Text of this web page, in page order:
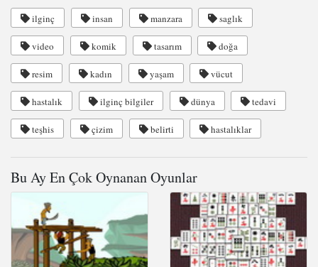
ilginç insan manzara saglık
video komik tasarım doğa
resim kadın yaşam vücut
hastalık ilginç bilgiler dünya tedavi
teşhis çizim belirti hastalıklar
Bu Ay En Çok Oynanan Oyunlar